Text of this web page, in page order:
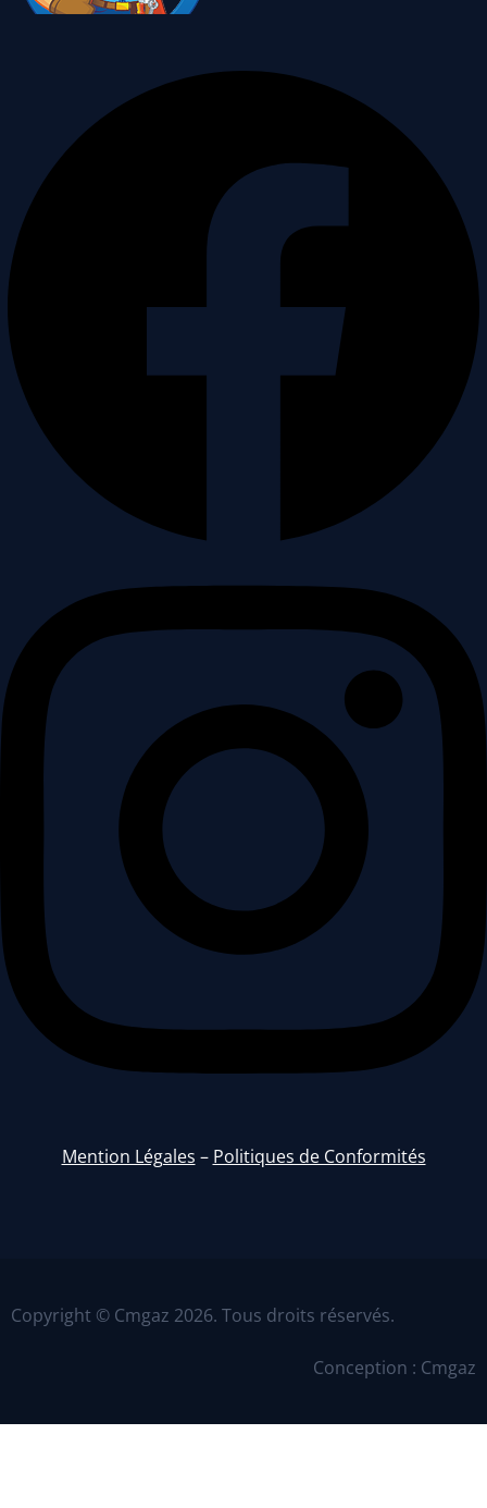
Mention Légales – Politiques de Conformités
Copyright © Cmgaz 2026. Tous droits réservés.
Conception : Cmgaz